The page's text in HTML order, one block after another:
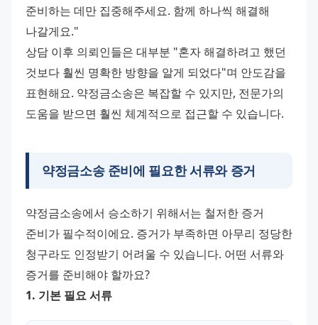
준비하는 데만 집중해주세요. 함께 하나씩 해결해
나갈게요."
상담 이후 의뢰인들은 대부분 "혼자 해결하려고 했던
것보다 훨씬 명확한 방향을 알게 되었다"며 안도감을
표현해요. 약정금소송은 복잡할 수 있지만, 전문가의
도움을 받으면 훨씬 체계적으로 접근할 수 있습니다.
약정금소송 준비에 필요한 서류와 증거
약정금소송에서 승소하기 위해서는 철저한 증거
준비가 필수적이에요. 증거가 부족하면 아무리 정당한
청구라도 인정받기 어려울 수 있습니다. 어떤 서류와
증거를 준비해야 할까요?
1. 기본 필요 서류